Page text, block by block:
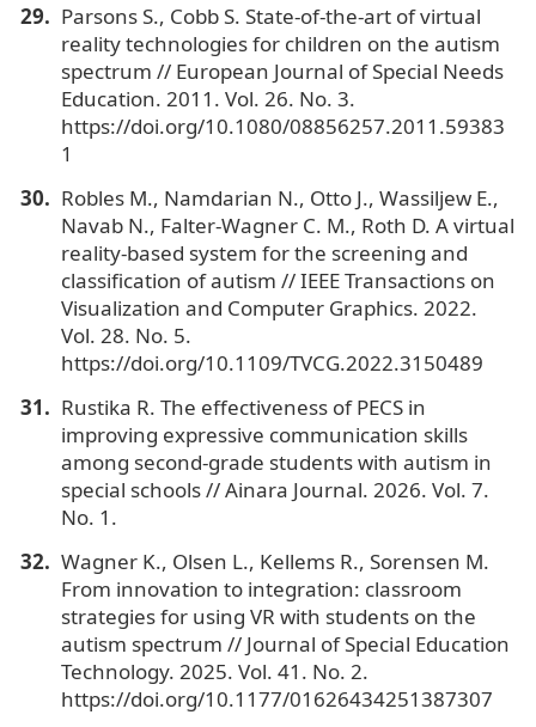
Parsons S., Cobb S. State-of-the-art of virtual
reality technologies for children on the autism
spectrum // European Journal of Special Needs
Education. 2011. Vol. 26. No. 3.
https://doi.org/10.1080/08856257.2011.59383
1
Robles M., Namdarian N., Otto J., Wassiljew E.,
Navab N., Falter-Wagner C. M., Roth D. A virtual
reality-based system for the screening and
classification of autism // IEEE Transactions on
Visualization and Computer Graphics. 2022.
Vol. 28. No. 5.
https://doi.org/10.1109/TVCG.2022.3150489
Rustika R. The effectiveness of PECS in
improving expressive communication skills
among second-grade students with autism in
special schools // Ainara Journal. 2026. Vol. 7.
No. 1.
Wagner K., Olsen L., Kellems R., Sorensen M.
From innovation to integration: classroom
strategies for using VR with students on the
autism spectrum // Journal of Special Education
Technology. 2025. Vol. 41. No. 2.
https://doi.org/10.1177/01626434251387307